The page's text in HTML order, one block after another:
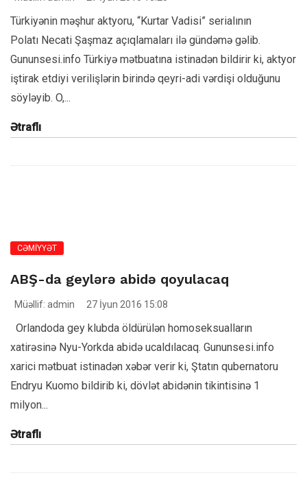
Türkiyənin məşhur aktyoru, “Kurtar Vadisi” serialının
Polatı Necati Şaşmaz açıqlamaları ilə gündəmə gəlib.
Gununsesi.info Türkiyə mətbuatına istinadən bildirir ki, aktyor
iştirak etdiyi verilişlərin birində qeyri-adi vərdişi olduğunu
söyləyib. O,...
Ətraflı
CƏMİYYƏT
ABŞ-da geylərə abidə qoyulacaq
Müəllif: admin 27 İyun 2016 15:08
Orlandoda gey klubda öldürülən homoseksualların
xatirəsinə Nyu-Yorkda abidə ucaldılacaq. Gununsesi.info
xarici mətbuat istinadən xəbər verir ki, Ştatın qubernatoru
Endryu Kuomo bildirib ki, dövlət abidənin tikintisinə 1
milyon...
Ətraflı